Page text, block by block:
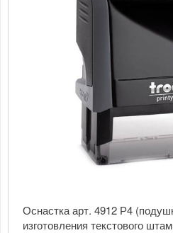
Оснастка арт. 4912 Р4
изготовления текстового